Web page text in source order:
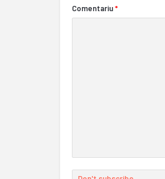
Comentariu*